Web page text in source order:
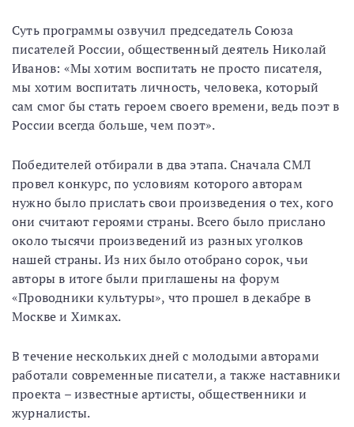
Суть программы озвучил председатель Союза
писателей России, общественный деятель Николай
Иванов: «Мы хотим воспитать не просто писателя,
мы хотим воспитать личность, человека, который
сам смог бы стать героем своего времени, ведь поэт в
России всегда больше, чем поэт».
Победителей отбирали в два этапа. Сначала СМЛ
провел конкурс, по условиям которого авторам
нужно было прислать свои произведения о тех, кого
они считают героями страны. Всего было прислано
около тысячи произведений из разных уголков
нашей страны. Из них было отобрано сорок, чьи
авторы в итоге были приглашены на форум
«Проводники культуры», что прошел в декабре в
Москве и Химках.
В течение нескольких дней с молодыми авторами
работали современные писатели, а также наставники
проекта – известные артисты, общественники и
журналисты.